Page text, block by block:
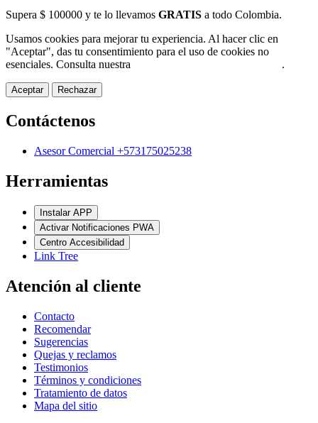
Supera $ 100000 y te lo llevamos GRATIS a todo Colombia.
Usamos cookies para mejorar tu experiencia. Al hacer clic en
"Aceptar", das tu consentimiento para el uso de cookies no
esenciales. Consulta nuestra
.
Aceptar Rechazar
Contáctenos
Asesor Comercial +573175025238
Herramientas
Instalar APP
Activar Notificaciones PWA
Centro Accesibilidad
Link Tree
Atención al cliente
Contacto
Recomendar
Sugerencias
Quejas y reclamos
Testimonios
Términos y condiciones
Tratamiento de datos
Mapa del sitio